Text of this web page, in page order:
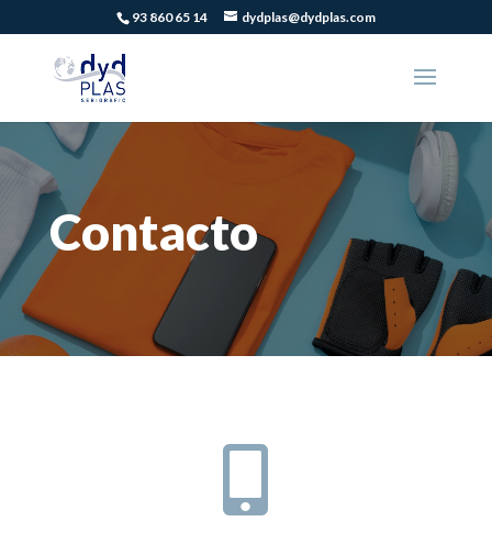
93 860 65 14 dydplas@dydplas.com
Contacto
